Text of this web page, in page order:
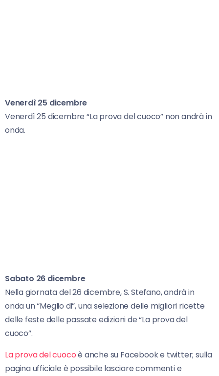
Venerdì 25 dicembre
Venerdì 25 dicembre “La prova del cuoco” non andrà in
onda.
Sabato 26 dicembre
Nella giornata del 26 dicembre, S. Stefano, andrà in
onda un “Meglio di”, una selezione delle migliori ricette
delle feste delle passate edizioni de “La prova del
cuoco”.
La prova del cuocoè anche su Facebook e twitter; sulla
pagina ufficiale è possibile lasciare commenti e